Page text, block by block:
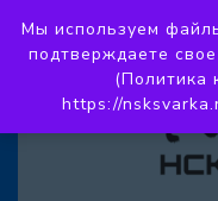
Мы используем
подтверждаете
(Политика
https://